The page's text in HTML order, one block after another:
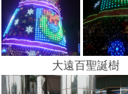
大遠百聖誕樹